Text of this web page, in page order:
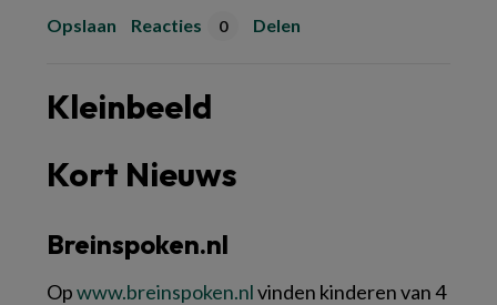
Opslaan Reacties 0 Delen
Kleinbeeld
Kort Nieuws
Breinspoken.nl
Opwww.​breinspoken.​nlvinden kinderen van 4